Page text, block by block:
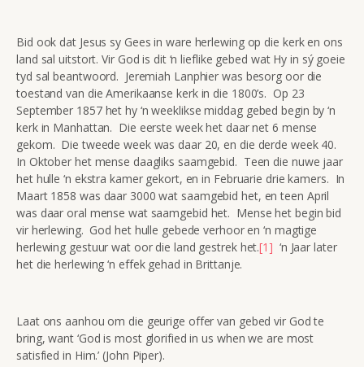
Bid ook dat Jesus sy Gees in ware herlewing op die kerk en ons
land sal uitstort. Vir God is dit ‘n lieflike gebed wat Hy in sý goeie
tyd sal beantwoord. Jeremiah Lanphier was besorg oor die
toestand van die Amerikaanse kerk in die 1800’s. Op 23
September 1857 het hy ‘n weeklikse middag gebed begin by ‘n
kerk in Manhattan. Die eerste week het daar net 6 mense
gekom. Die tweede week was daar 20, en die derde week 40.
In Oktober het mense daagliks saamgebid. Teen die nuwe jaar
het hulle ‘n ekstra kamer gekort, en in Februarie drie kamers. In
Maart 1858 was daar 3000 wat saamgebid het, en teen April
was daar oral mense wat saamgebid het. Mense het begin bid
vir herlewing. God het hulle gebede verhoor en ‘n magtige
herlewing gestuur wat oor die land gestrek het.[1] ‘n Jaar later
het die herlewing ‘n effek gehad in Brittanje.
Laat ons aanhou om die geurige offer van gebed vir God te
bring, want ‘God is most glorified in us when we are most
satisfied in Him.’ (John Piper).